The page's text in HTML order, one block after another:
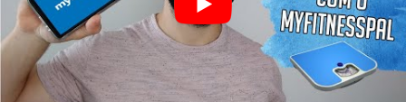
E se delicia se com quitutes maravilhosos em todas as
épocas do ano: do seu
aniversário aoNatal
passando obviamente pela Páscoa.